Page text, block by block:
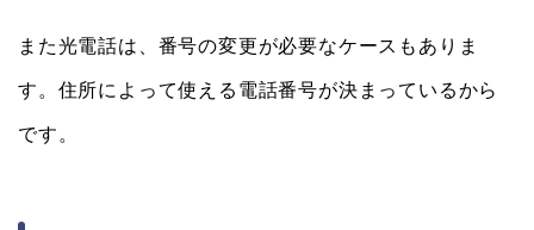
また光電話は、番号の変更が必要なケースもありま
す。住所によって使える電話番号が決まっているから
です。